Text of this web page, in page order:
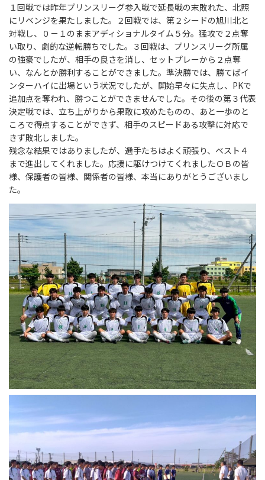
１回戦では昨年プリンスリーグ参入戦で延長戦の末敗れた、北照
にリベンジを果たしました。２回戦では、第２シードの旭川北と
対戦し、０－１のままアディショナルタイム５分。猛攻で２点奪
い取り、劇的な逆転勝ちでした。３回戦は、プリンスリーグ所属
の強豪でしたが、相手の良さを消し、セットプレーから２点奪
い、なんとか勝利することができました。準決勝では、勝てばイ
ンターハイに出場という状況でしたが、開始早々に失点し、PKで
追加点を奪われ、勝つことができませんでした。その後の第３代表
決定戦では、立ち上がりから果敢に攻めたものの、あと一歩のと
ころで得点することができず、相手のスピードある攻撃に対応で
きず敗北しました。
残念な結果ではありましたが、選手たちはよく頑張り、ベスト４
まで進出してくれました。応援に駆けつけてくれましたＯＢの皆
様、保護者の皆様、関係者の皆様、本当にありがとうございまし
た。